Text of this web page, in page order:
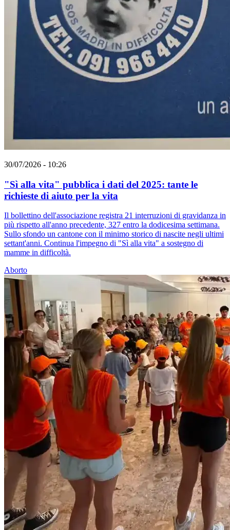
30/07/2026 - 10:26
"Sì alla vita" pubblica i dati del 2025: tante le
richieste di aiuto per la vita
Il bollettino dell'associazione registra 21 interruzioni di gravidanza in
più rispetto all'anno precedente, 327 entro la dodicesima settimana.
Sullo sfondo un cantone con il minimo storico di nascite negli ultimi
settant'anni. Continua l'impegno di "Sì alla vita" a sostegno di
mamme in difficoltà.
Aborto